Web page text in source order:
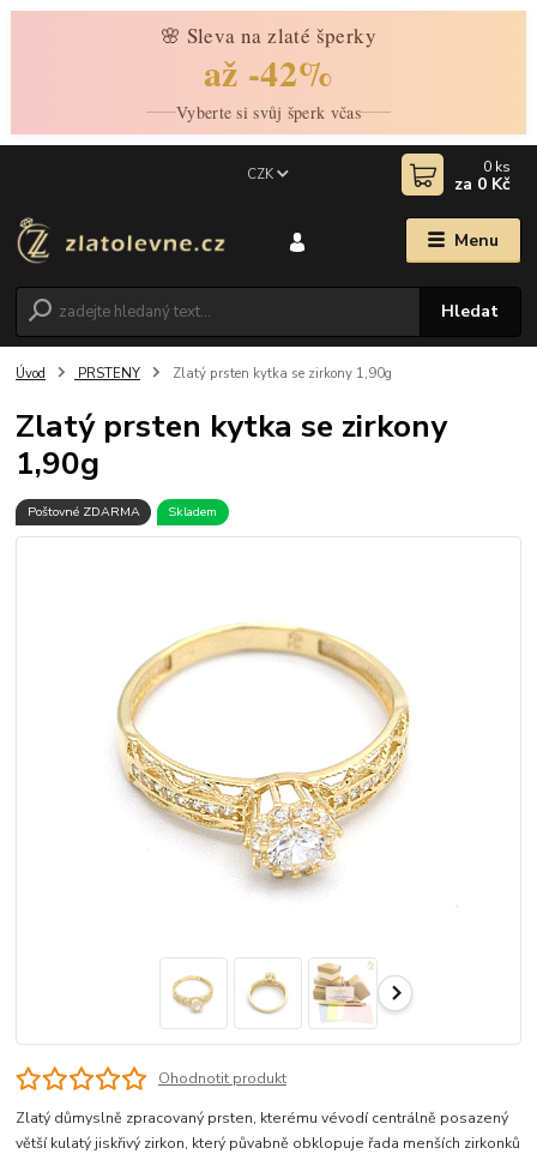
🌸 Sleva na zlaté šperky
až -42%
Vyberte si svůj šperk včas
Menu
CZK
Hledat
0 ks
za 0 Kč
Úvod PRSTENY Zlatý prsten kytka se zirkony 1,90g
Zlatý prsten kytka se zirkony
1,90g
Poštovné ZDARMA Skladem
Ohodnotit produkt
Zlatý důmyslně zpracovaný prsten, kterému vévodí centrálně posazený
větší kulatý jiskřivý zirkon, který půvabně obklopuje řada menších zirkonků